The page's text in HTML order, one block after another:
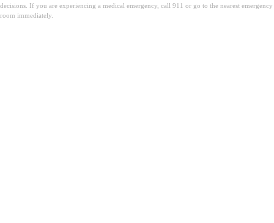
decisions. If you are experiencing a medical emergency, call 911 or go to the nearest emergency
room immediately.